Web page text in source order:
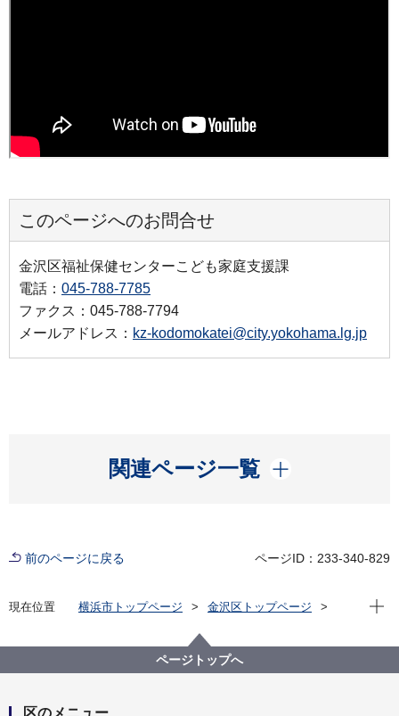
このページへのお問合せ
金沢区福祉保健センターこども家庭支援課
電話： 045-788-7785
ファクス：045-788-7794
メールアドレス： kz-kodomokatei@city.yokohama.lg.jp
関連ページ一覧
開く
前のページに戻る ページID：233-340-829
現在位置 横浜市トップページ
金沢区トップページ
金沢区内の市立保育所のVR(バーチャル)園見学
現在
ページトップへ
区のメニュー